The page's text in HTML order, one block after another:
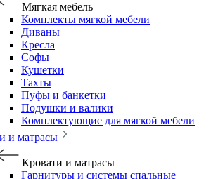
Мягкая мебель
Комплекты мягкой мебели
Диваны
Кресла
Софы
Кушетки
Тахты
Пуфы и банкетки
Подушки и валики
Комплектующие для мягкой мебели
и матрасы
Кровати и матрасы
Гарнитуры и системы спальные